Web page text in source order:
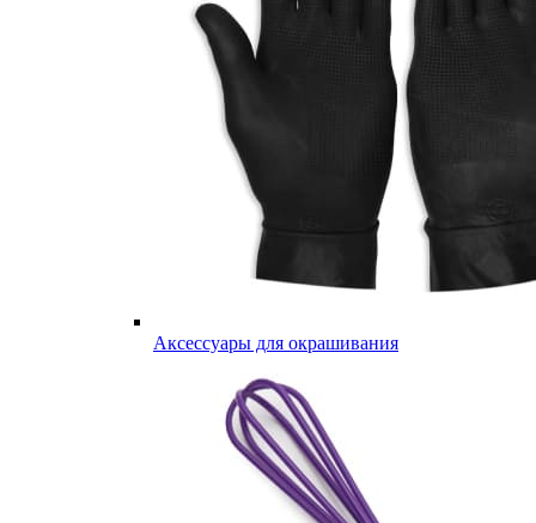
Аксессуары для окрашивания